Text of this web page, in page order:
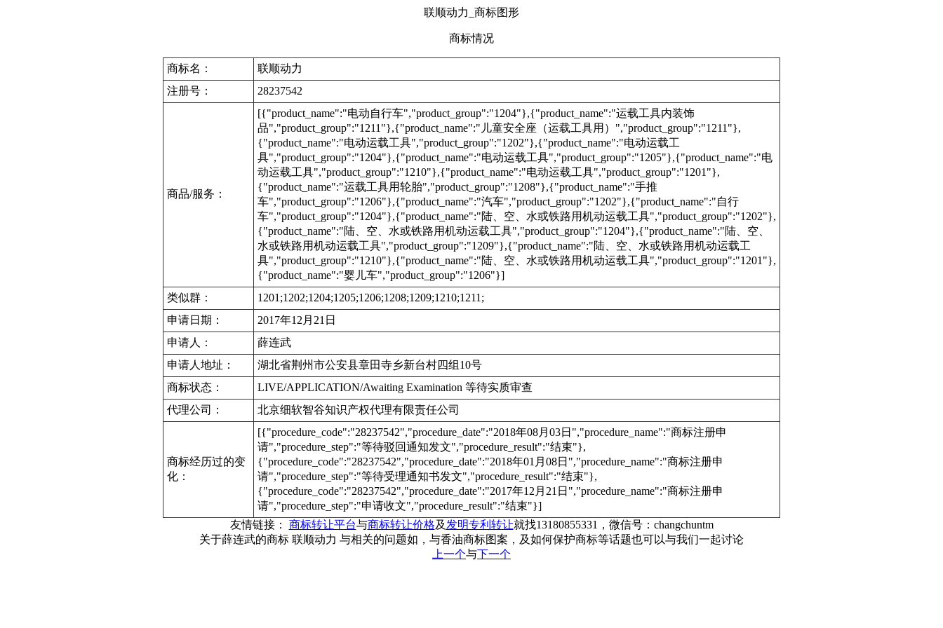
联顺动力_商标图形
商标情况
商标名：
联顺动力
注册号：
28237542
商品/服务：
[{"product_name":"电动自行车","product_group":"1204"},{"product_name":"运载工具内装饰
品","product_group":"1211"},{"product_name":"儿童安全座（运载工具用）","product_group":"1211"},
{"product_name":"电动运载工具","product_group":"1202"},{"product_name":"电动运载工
具","product_group":"1204"},{"product_name":"电动运载工具","product_group":"1205"},{"product_name":"电
动运载工具","product_group":"1210"},{"product_name":"电动运载工具","product_group":"1201"},
{"product_name":"运载工具用轮胎","product_group":"1208"},{"product_name":"手推
车","product_group":"1206"},{"product_name":"汽车","product_group":"1202"},{"product_name":"自行
车","product_group":"1204"},{"product_name":"陆、空、水或铁路用机动运载工具","product_group":"1202"},
{"product_name":"陆、空、水或铁路用机动运载工具","product_group":"1204"},{"product_name":"陆、空、
水或铁路用机动运载工具","product_group":"1209"},{"product_name":"陆、空、水或铁路用机动运载工
具","product_group":"1210"},{"product_name":"陆、空、水或铁路用机动运载工具","product_group":"1201"},
{"product_name":"婴儿车","product_group":"1206"}]
类似群：
1201;1202;1204;1205;1206;1208;1209;1210;1211;
申请日期：
2017年12月21日
申请人：
薛连武
申请人地址：
湖北省荆州市公安县章田寺乡新台村四组10号
商标状态：
LIVE/APPLICATION/Awaiting Examination 等待实质审查
代理公司：
北京细软智谷知识产权代理有限责任公司
商标经历过的变
化：
[{"procedure_code":"28237542","procedure_date":"2018年08月03日","procedure_name":"商标注册申
请","procedure_step":"等待驳回通知发文","procedure_result":"结束"},
{"procedure_code":"28237542","procedure_date":"2018年01月08日","procedure_name":"商标注册申
请","procedure_step":"等待受理通知书发文","procedure_result":"结束"},
{"procedure_code":"28237542","procedure_date":"2017年12月21日","procedure_name":"商标注册申
请","procedure_step":"申请收文","procedure_result":"结束"}]
友情链接： 商标转让平台与商标转让价格及 发明专利转让就找13180855331，微信号：changchuntm
关于薛连武的商标 联顺动力 与相关的问题如，与香油商标图案，及如何保护商标等话题也可以与我们一起讨论
上一个与下一个